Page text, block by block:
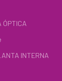
ÓPTICA
INTERNA